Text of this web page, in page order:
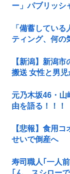
ー」パブリッシ
「備蓄してい
ティング、何の
【新潟】新潟
搬送 女性と男
元乃木坂46・山
由を語る！！！
【悲報】食用
せいで倒産へ
寿司職人｢一人